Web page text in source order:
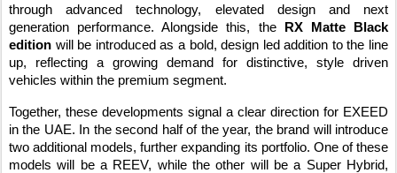
through advanced technology, elevated design and next
generation performance. Alongside this, the
RX Matte Black
edition will be introduced as a bold, design led addition to the line
up, reflecting a growing demand for distinctive, style driven
vehicles within the premium segment.
Together, these developments signal a clear direction for EXEED
in the UAE. In the second half of the year, the brand will introduce
two additional models, further expanding its portfolio. One of these
models will be a REEV, while the other will be a Super Hybrid,